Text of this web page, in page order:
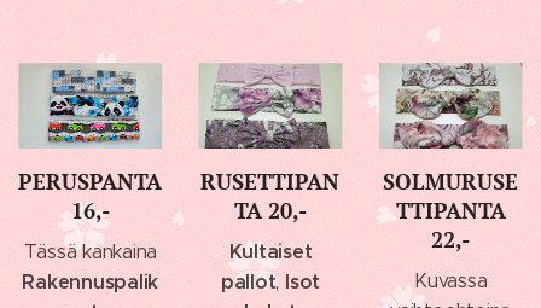
PERUSPANTA
16,-
Tässä kankaina
Rakennuspalik
RUSETTIPAN
TA 20,-
Kultaiset
pallot, Isot
SOLMURUSE
TTIPANTA
22,-
Kuvassa